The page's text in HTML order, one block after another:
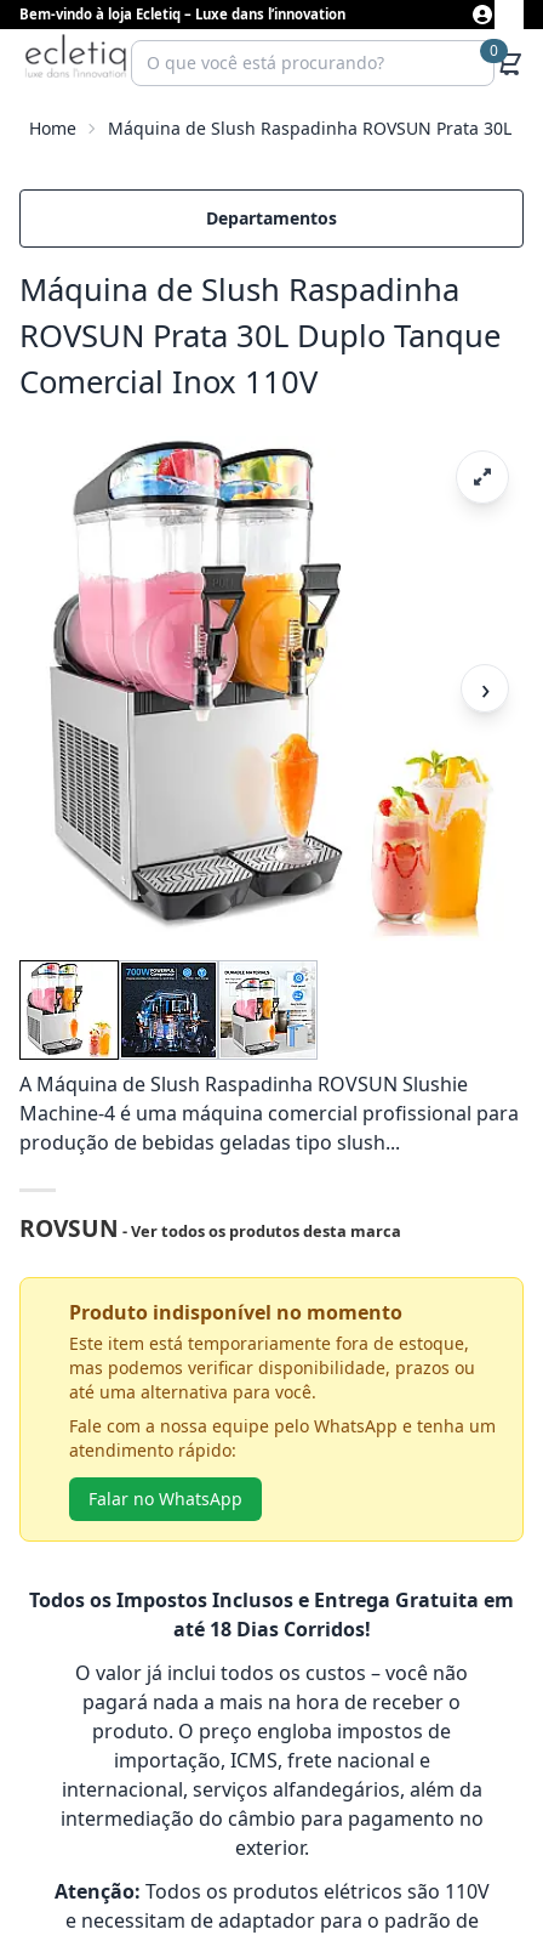
Bem-vindo à loja Ecletiq – Luxe dans l’innovation
0
Home Máquina de Slush Raspadinha ROVSUN Prata 30L
Departamentos
Máquina de Slush Raspadinha
ROVSUN Prata 30L Duplo Tanque
Comercial Inox 110V
›
A Máquina de Slush Raspadinha ROVSUN Slushie
Machine-4 é uma máquina comercial profissional para
produção de bebidas geladas tipo slush...
ROVSUN - Ver todos os produtos desta marca
Produto indisponível no momento
Este item está temporariamente fora de estoque,
mas podemos verificar disponibilidade, prazos ou
até uma alternativa para você.
Fale com a nossa equipe pelo WhatsApp e tenha um
atendimento rápido:
Falar no WhatsApp
Todos os Impostos Inclusos e Entrega Gratuita em
até 18 Dias Corridos!
O valor já inclui todos os custos – você não
pagará nada a mais na hora de receber o
produto. O preço engloba impostos de
importação, ICMS, frete nacional e
internacional, serviços alfandegários, além da
intermediação do câmbio para pagamento no
exterior.
Atenção: Todos os produtos elétricos são 110V
e necessitam de adaptador para o padrão de